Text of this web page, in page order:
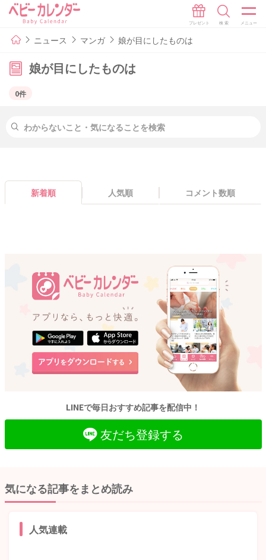
ニュース マンガ 娘が目にしたものは
娘が目にしたものは
0件
新着順 人気順 コメント数順
LINEで毎日おすすめ記事を配信中！
友だち登録する
気になる記事をまとめ読み
人気連載